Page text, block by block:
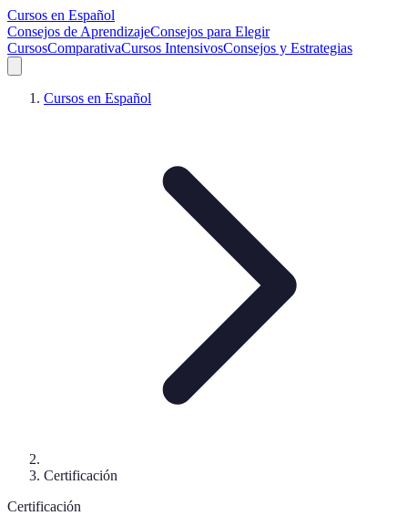
Cursos en Español
Consejos de AprendizajeConsejos para Elegir
CursosComparativaCursos IntensivosConsejos y Estrategias
Cursos en Español
Certificación
Certificación